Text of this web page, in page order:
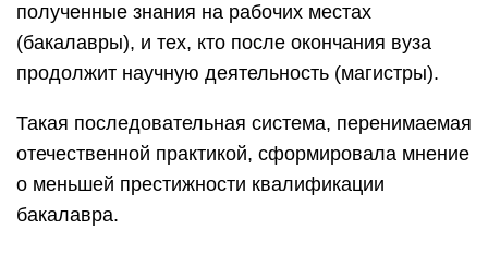
полученные знания на рабочих местах
(бакалавры), и тех, кто после окончания вуза
продолжит научную деятельность (магистры).
Такая последовательная система, перенимаемая
отечественной практикой, сформировала мнение
о меньшей престижности квалификации
бакалавра.